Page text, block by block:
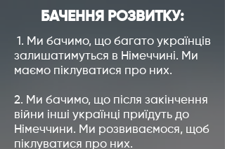
БАЧЕННЯ РОЗВИТКУ:
1. Ми бачимо, що багато українців
залишатимуться в Німеччині. Ми
маємо піклуватися про них.
2. Ми бачимо, що після закінчення
війни інші українці приїдуть до
Німеччини. Ми розвиваємося, щоб
піклуватися про них.